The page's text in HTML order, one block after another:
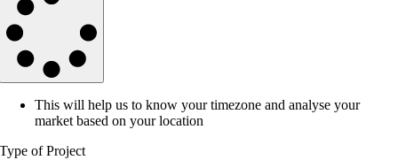
This will help us to know your timezone and analyse your
market based on your location
Type of Project